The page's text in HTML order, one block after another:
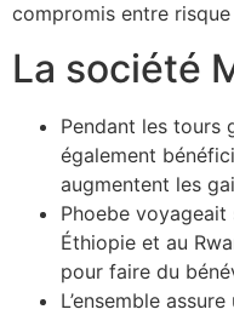
compromis entre
La société
Pendant les tours
également
augmentent les
Phoebe
Éthiopie et au
pour faire du
L’ensemble